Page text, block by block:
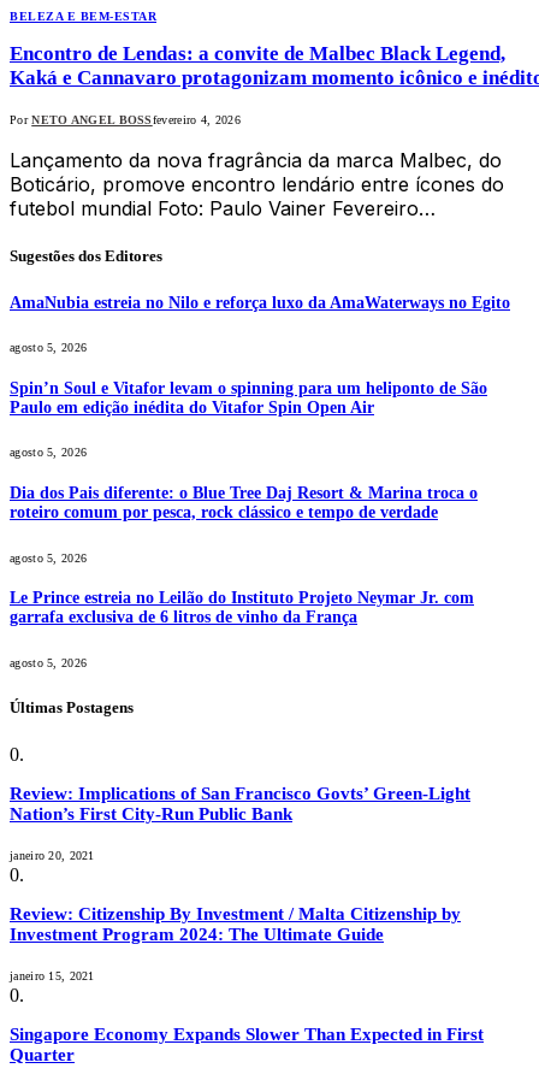
BELEZA E BEM-ESTAR
Encontro de Lendas: a convite de Malbec Black Legend,
Kaká e Cannavaro protagonizam momento icônico e
Por NETO ANGEL BOSSfevereiro 4, 2026
Lançamento da nova fragrância da marca Malbec, do
Boticário, promove encontro lendário entre ícones do
futebol mundial Foto: Paulo Vainer Fevereiro…
Sugestões dos Editores
AmaNubia estreia no Nilo e reforça luxo da AmaWaterways no Egito
agosto 5, 2026
Spin’n Soul e Vitafor levam o spinning para um heliponto de São
Paulo em edição inédita do Vitafor Spin Open Air
agosto 5, 2026
Dia dos Pais diferente: o Blue Tree Daj Resort & Marina troca o
roteiro comum por pesca, rock clássico e tempo de verdade
agosto 5, 2026
Le Prince estreia no Leilão do Instituto Projeto Neymar Jr. com
garrafa exclusiva de 6 litros de vinho da França
agosto 5, 2026
Últimas Postagens
Review: Implications of San Francisco Govts’ Green-Light
Nation’s First City-Run Public Bank
janeiro 20, 2021
Review: Citizenship By Investment / Malta Citizenship by
Investment Program 2024: The Ultimate Guide
janeiro 15, 2021
Singapore Economy Expands Slower Than Expected in First
Quarter